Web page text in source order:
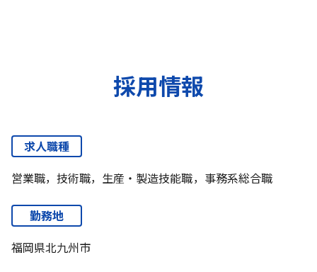
採用情報
求人職種
営業職，技術職，生産・製造技能職，事務系総合職
勤務地
福岡県北九州市